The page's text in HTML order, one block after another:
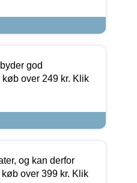
god
over 249 kr. Klik
og kan derfor
over 399 kr. Klik